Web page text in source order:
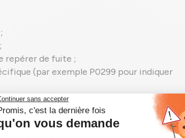
repérer de fuite ;
(par exemple P0299 pour indiquer
5002S en panne.
Garrett reconditionné pour une